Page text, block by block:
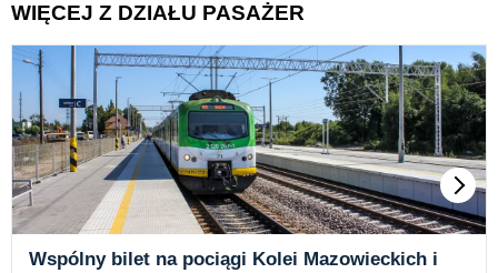
WIĘCEJ Z DZIAŁU PASAŻER
Wspólny bilet na pociągi Kolei Mazowieckich i